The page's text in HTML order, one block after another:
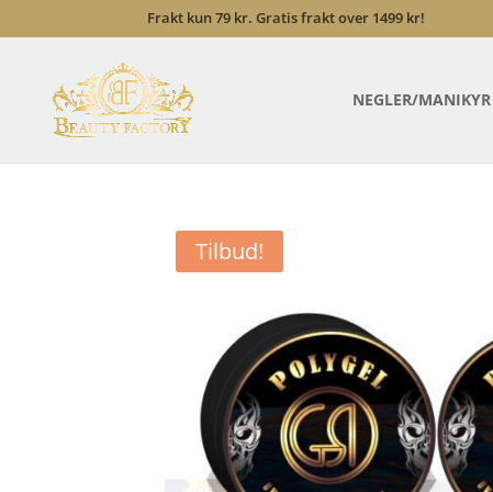
Frakt kun 79 kr. Gratis frakt over 1499 kr!
NEGLER/MANIKYR
Tilbud!